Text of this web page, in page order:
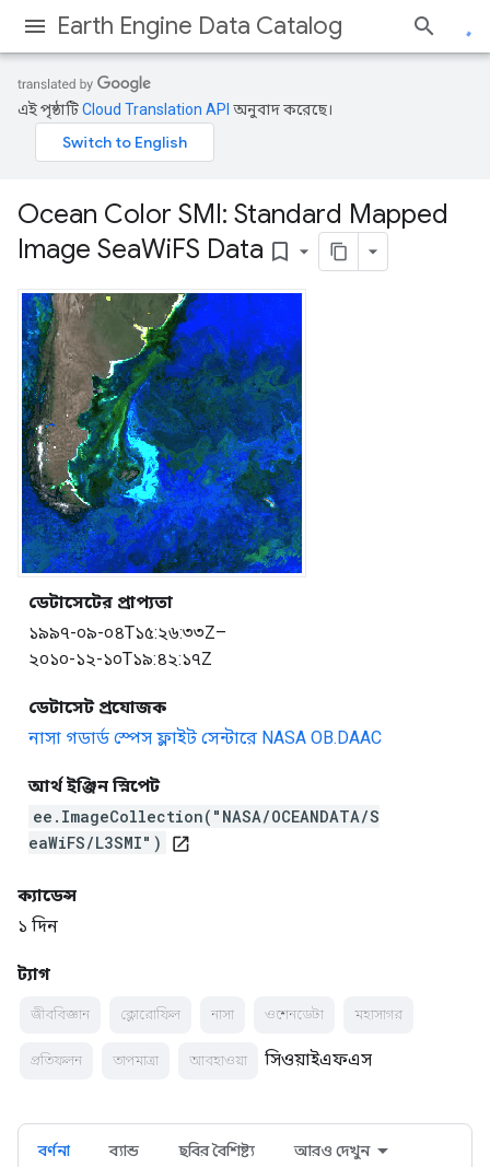
Earth Engine Data Catalog
এই পৃষ্ঠাটিCloud Translation API অনুবাদ করেছে।
Ocean Color SMI: Standard Mapped
Image SeaWiFS Data bookmark_border
ডেটাসেটের প্রাপ্যতা
১৯৯৭-০৯-০৪T১৫:২৬:৩৩Z–
২০১০-১২-১০T১৯:৪২:১৭Z
ডেটাসেট প্রযোজক
নাসা গডার্ড স্পেস ফ্লাইট সেন্টারে NASA OB.DAAC
আর্থ ইঞ্জিন স্নিপেট
ee.ImageCollection("NASA/OCEANDATA/S
eaWiFS/L3SMI")
open_in_new
ক্যাডেন্স
১ দিন
ট্যাগ
জীববিজ্ঞান ক্লোরোফিল নাসা ওশেনডেটা মহাসাগর
প্রতিফলন তাপমাত্রা আবহাওয়া সিওয়াইএফএস
বর্ণনা ব্যান্ড ছবির বৈশিষ্ট্য আরও দেখুন